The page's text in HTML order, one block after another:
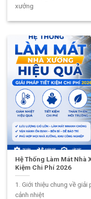
xưởng
Hệ Thống Làm Mát Nhà
Kiệm Chi Phí 2026
1. Giới thiệu chung về
cảnh nhiệt